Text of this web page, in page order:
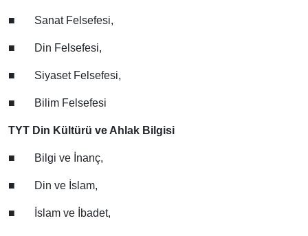
■ Sanat Felsefesi,
■ Din Felsefesi,
■ Siyaset Felsefesi,
■ Bilim Felsefesi
TYT Din Kültürü ve Ahlak Bilgisi
■ Bilgi ve İnanç,
■ Din ve İslam,
■ İslam ve İbadet,